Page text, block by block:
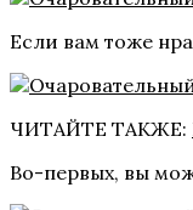
Если вам тоже
ЧИТАЙТЕ ТАКЖЕ:
Во-первых, вы